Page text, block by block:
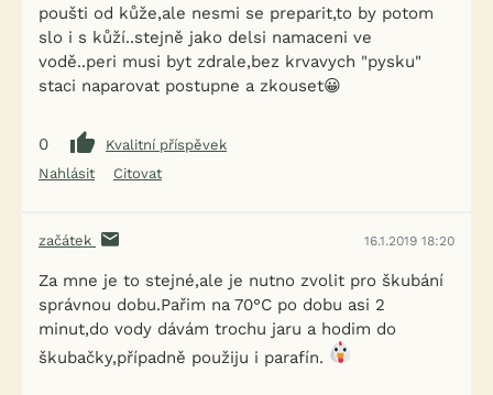
poušti od kůže,ale nesmi se preparit,to by potom
slo i s kůží..stejně jako delsi namaceni ve
vodě..peri musi byt zdrale,bez krvavych "pysku"
staci naparovat postupne a zkouset😀
0
Kvalitní příspěvek
Nahlásit
Citovat
začátek 16.1.2019 18:20
Za mne je to stejné,ale je nutno zvolit pro škubání
správnou dobu.Pařim na 70°C po dobu asi 2
minut,do vody dávám trochu jaru a hodim do
škubačky,případně použiju i parafín.